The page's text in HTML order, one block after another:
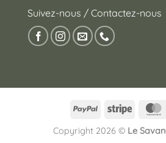
Suivez-nous / Contactez-nous
PayPal Stripe
Copyright 2026 © Le